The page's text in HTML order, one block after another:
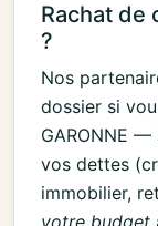
Rachat de
?
Nos
dossier si
GARONNE
vos dettes
immobilier,